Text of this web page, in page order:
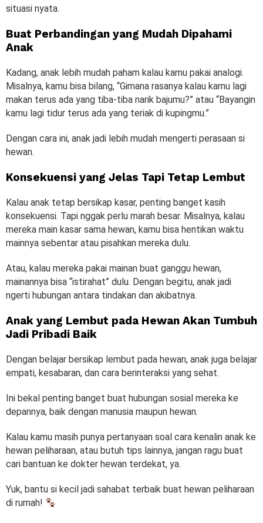
situasi nyata.
Buat Perbandingan yang Mudah Dipahami
Anak
Kadang, anak lebih mudah paham kalau kamu pakai analogi.
Misalnya, kamu bisa bilang, “Gimana rasanya kalau kamu lagi
makan terus ada yang tiba-tiba narik bajumu?” atau “Bayangin
kamu lagi tidur terus ada yang teriak di kupingmu.”
Dengan cara ini, anak jadi lebih mudah mengerti perasaan si
hewan.
Konsekuensi yang Jelas Tapi Tetap Lembut
Kalau anak tetap bersikap kasar, penting banget kasih
konsekuensi. Tapi nggak perlu marah besar. Misalnya, kalau
mereka main kasar sama hewan, kamu bisa hentikan waktu
mainnya sebentar atau pisahkan mereka dulu.
Atau, kalau mereka pakai mainan buat ganggu hewan,
mainannya bisa “istirahat” dulu. Dengan begitu, anak jadi
ngerti hubungan antara tindakan dan akibatnya.
Anak yang Lembut pada Hewan Akan Tumbuh
Jadi Pribadi Baik
Dengan belajar bersikap lembut pada hewan, anak juga belajar
empati, kesabaran, dan cara berinteraksi yang sehat.
Ini bekal penting banget buat hubungan sosial mereka ke
depannya, baik dengan manusia maupun hewan.
Kalau kamu masih punya pertanyaan soal cara kenalin anak ke
hewan peliharaan, atau butuh tips lainnya, jangan ragu buat
cari bantuan ke dokter hewan terdekat, ya.
Yuk, bantu si kecil jadi sahabat terbaik buat hewan peliharaan
di rumah!